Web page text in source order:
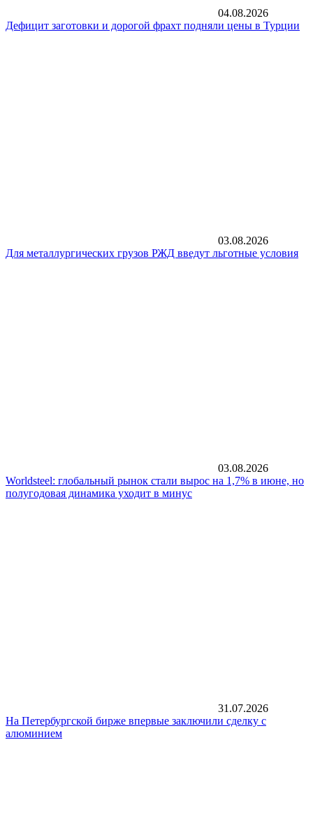
04.08.2026
Дефицит заготовки и дорогой фрахт подняли цены в Турции
03.08.2026
Для металлургических грузов РЖД введут льготные условия
03.08.2026
Worldsteel: глобальный рынок стали вырос на 1,7% в июне, но
полугодовая динамика уходит в минус
31.07.2026
На Петербургской бирже впервые заключили сделку с
алюминием